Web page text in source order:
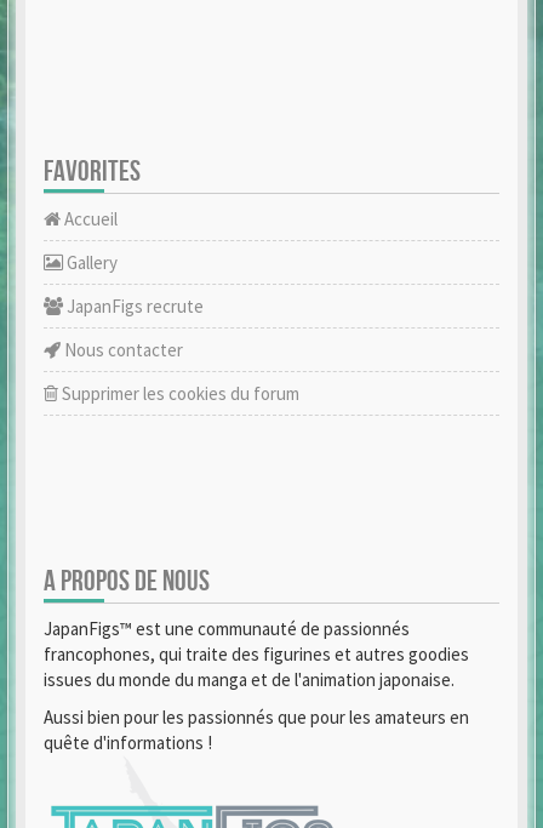
FAVORITES
Accueil
Gallery
JapanFigs recrute
Nous contacter
Supprimer les cookies du forum
A PROPOS DE NOUS
JapanFigs™ est une communauté de passionnés
francophones, qui traite des figurines et autres goodies
issues du monde du manga et de l'animation japonaise.
Aussi bien pour les passionnés que pour les amateurs en
quête d'informations !